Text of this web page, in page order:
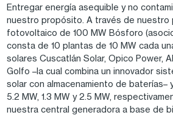
Entregar energía asequible y no
nuestro propósito. A través de nuestro
fotovoltaico de 100 MW Bósforo
consta de 10 plantas de 10 MW cada
solares Cuscatlán Solar, Opico Power,
Golfo –la cual combina un innovador
solar con almacenamiento de baterías–
5.2 MW, 1.3 MW y 2.5 MW,
nuestra central generadora a base de